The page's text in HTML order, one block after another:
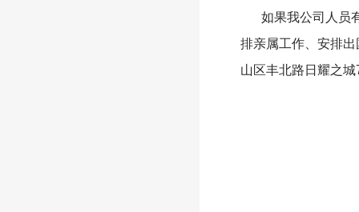
如果我公司人员
排亲属工作、安排
山区丰北路日耀之城